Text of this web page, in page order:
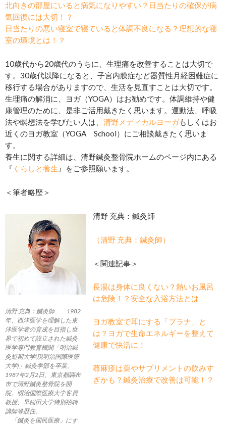
北向きの部屋にいると病気になりやすい？日当たりの確保が病
気回復には大切！？
日当たりの悪い寝室で寝ていると体調不良になる？理想的な寝
室の環境とは！？
10歳代から20歳代のうちに、生理痛を改善することは大切で
す。30歳代以降になると、子宮内膜症など器質性月経困難症に
移行する場合がありますので、生活を見直すことは大切です。
生理痛の解消に、ヨガ（YOGA）はお勧めです。体調維持や健
康管理のために、是非ご活用戴きたく思います。運動法、呼吸
法や瞑想法を学びたい人は、 清野メディカルヨーガもしくはお
近くのヨガ教室（YOGA School）にご相談戴きたく思いま
す。
養生に関する詳細は、清野鍼灸整骨院ホームのページ内にある
『 くらしと養生 』をご参照願います。
＜筆者略歴＞
清野 充典：鍼灸師 1982
年、西洋医学を理解した東
洋医学者の育成を目指し世
界で初めて設立された鍼灸
医学専門教育機関「明治鍼
灸短期大学(現明治国際医療
大学)」鍼灸学部を卒業。
1987年2月2日、東京都調布
市で清野鍼灸整骨院を開
院。明治国際医療大学客員
教授、早稲田大学特別招聘
講師等歴任。
「鍼灸を国民医療」にす
清野 充典：鍼灸師
（清野 充典：鍼灸師）
＜関連記事＞
長湯は身体に良くない？熱いお風呂
は危険！？安全な入浴方法とは
ヨガ教室で耳にする「プラナ」と
は？ヨガで生命エネルギーを整えて
健康で快活に！
蕁麻疹は薬やサプリメントの飲みす
ぎかも？鍼灸治療で改善は可能！？